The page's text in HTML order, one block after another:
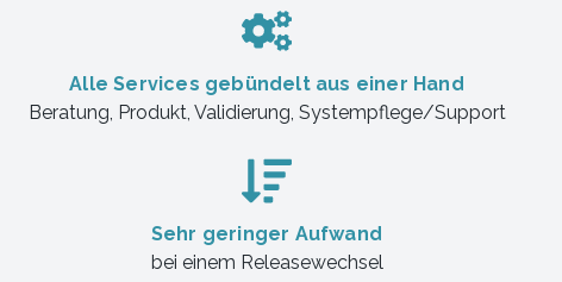
Alle Services gebündelt aus einer Hand
Beratung, Produkt, Validierung, Systempflege/Support
Sehr geringer Aufwand
bei einem Releasewechsel